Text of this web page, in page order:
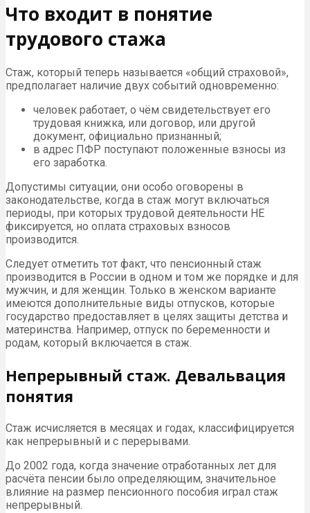
Что входит в понятие
трудового стажа
Стаж, который теперь называется «общий страховой»,
предполагает наличие двух событий одновременно:
человек работает, о чём свидетельствует его
трудовая книжка, или договор, или другой
документ, официально признанный;
в адрес ПФР поступают положенные взносы из
его заработка.
Допустимы ситуации, они особо оговорены в
законодательстве, когда в стаж могут включаться
периоды, при которых трудовой деятельности НЕ
фиксируется, но оплата страховых взносов
производится.
Следует отметить тот факт, что пенсионный стаж
производится в России в одном и том же порядке и для
мужчин, и для женщин. Только в женском варианте
имеются дополнительные виды отпусков, которые
государство предоставляет в целях защиты детства и
материнства. Например, отпуск по беременности и
родам, который включается в стаж.
Непрерывный стаж. Девальвация
понятия
Стаж исчисляется в месяцах и годах, классифицируется
как непрерывный и с перерывами.
До 2002 года, когда значение отработанных лет для
расчёта пенсии было определяющим, значительное
влияние на размер пенсионного пособия играл стаж
непрерывный.